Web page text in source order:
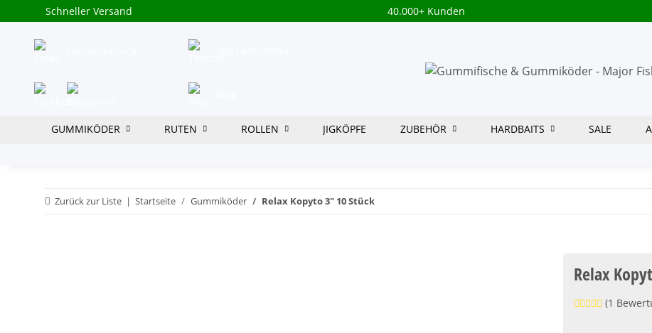
Schneller Versand 40.000+ Kunden
GUMMIKÖDER RUTEN ROLLEN JIGKÖPFE ZUBEHÖR HARDBAITS SALE
Zurück zur Liste Startseite Gummiköder Relax Kopyto 3" 10 Stück
Relax
(1